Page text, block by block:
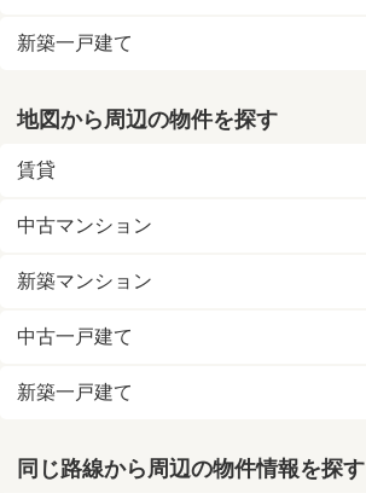
新築一戸建て
地図から周辺の物件を探す
賃貸
中古マンション
新築マンション
中古一戸建て
新築一戸建て
同じ路線から周辺の物件情報を探す